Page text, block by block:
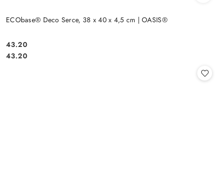
ECObase® Deco Serce, 38 x 40 x 4,5 cm | OASIS®
Cena:
43.20
Cena:
43.20